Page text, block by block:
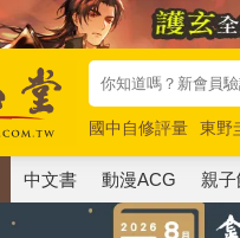
國中自修評量
東野
唯紅花綻放
奧德賽
中文書 動漫ACG 親